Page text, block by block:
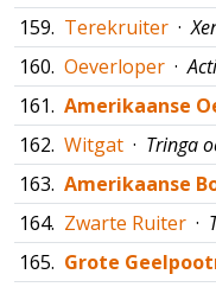
159. Terekruiter ·
160. Oeverloper ·
161. Amerikaanse
162. Witgat · Tringa
163. Amerikaanse
164. Zwarte Ruiter ·
165. Grote